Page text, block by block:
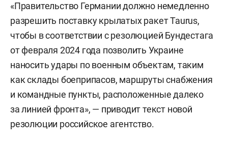
«Правительство Германии должно немедленно
разрешить поставку крылатых ракет Taurus,
чтобы в соответствии с резолюцией Бундестага
от февраля 2024 года позволить Украине
наносить удары по военным объектам, таким
как склады боеприпасов, маршруты снабжения
и командные пункты, расположенные далеко
за линией фронта», — приводит текст новой
резолюции российское агентство.